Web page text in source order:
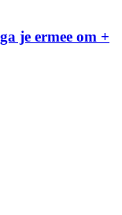
je ermee om +